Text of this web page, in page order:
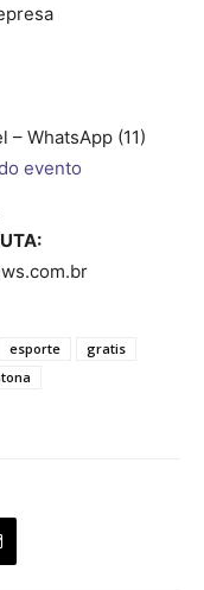
– WhatsApp (11)
evento
esporte
gratis